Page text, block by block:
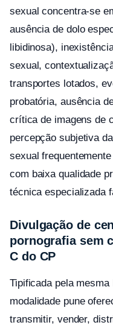
sexual concentra-se
ausência de dolo
libidinosa),
sexual,
transportes lotados,
probatória, ausência
crítica de imagens de
percepção subjetiva
sexual
com baixa qualidade
técnica especializada
Divulgação de
pornografia sem
C do CP
Tipificada pela
modalidade pune
transmitir, vender,